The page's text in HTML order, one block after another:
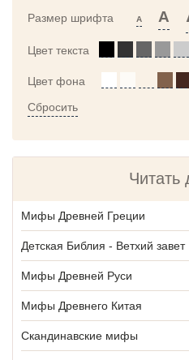
Размер шрифта A A
Цвет текста
Цвет фона
Сбросить
Читать
Мифы Древней Греции
Детская Библия - Ветхий завет
Мифы Древней Руси
Мифы Древнего Китая
Скандинавские мифы